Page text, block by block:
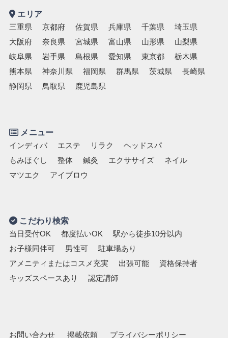
エリア
三重県 京都府 佐賀県 兵庫県 千葉県
埼玉県
大阪府
奈良県 宮城県 富山県 山形県
山梨県
岐阜県
岩手県 島根県 愛知県 東京都
栃木県
熊本県
神奈川県 福岡県 群馬県 茨城県
長崎県
静岡県
鳥取県 鹿児島県
メニュー
インディバ エステ リラク
ヘッドスパ
もみほぐし
整体 鍼灸 エクササイズ
ネイル
マツエク
アイブロウ
こだわり検索
当日受付OK 都度払いOK
駅から徒歩10分以内
お子様同伴可
男性可
駐車場あり
アメニティまたはコスメ充実
出張可能
資格保持者
キッズスペースあり
認定講師
お問い合わせ 掲載依頼 プライバシーポリシー